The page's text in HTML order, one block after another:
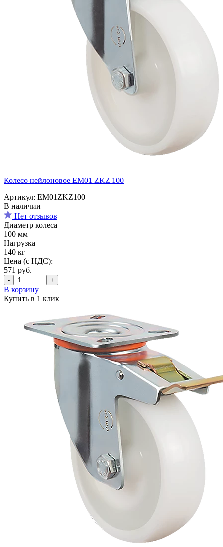
Колесо нейлоновое EM01 ZKZ 100
Артикул: EM01ZKZ100
В наличии
Нет отзывов
Диаметр колеса
100 мм
Нагрузка
140 кг
Цена (с НДС):
571 руб.
- +
В корзину
Купить в 1 клик